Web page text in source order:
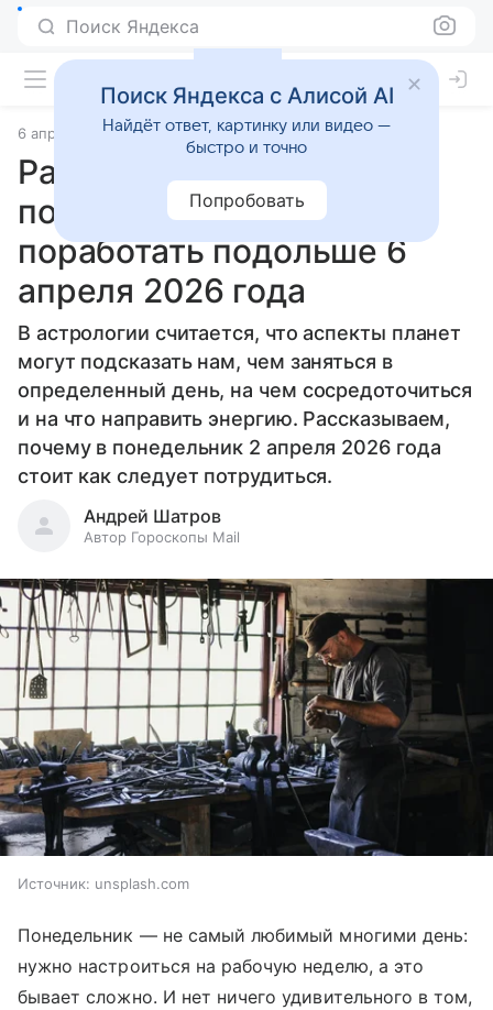
Поиск Яндекса
6 апреля 2026 Источник: Гороскопы Mail Статьи
Расслабляться рано:
почему звезды советуют
поработать подольше 6
апреля 2026 года
В астрологии считается, что аспекты планет
могут подсказать нам, чем заняться в
определенный день, на чем сосредоточиться
и на что направить энергию. Рассказываем,
почему в понедельник 2 апреля 2026 года
стоит как следует потрудиться.
Андрей Шатров
Автор Гороскопы Mail
Источник: unsplash.com
Понедельник — не самый любимый многими день:
нужно настроиться на рабочую неделю, а это
бывает сложно. И нет ничего удивительного в том,
Поиск Яндекса с Алисой AI
Найдёт ответ, картинку или видео —
быстро и точно
Попробовать